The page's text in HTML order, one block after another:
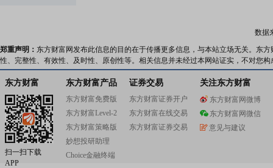
数据
郑重声明： 东方财富网发布此信息的目的在于传播更多信息，与本站立场无关。东
性、完整性、有效性、及时性、原创性等。相关信息并未经过本网站证实，不对您
东方财富
扫一扫下载
APP
东方财富产品
东方财富免费版
东方财富Level-2
东方财富策略版
妙想投研助理
Choice金融终端
证券交易
东方财富证券开户
东方财富在线交易
东方财富证券交易
关注东方财富
东方财富网微博
东方财富网微信
意见与建议